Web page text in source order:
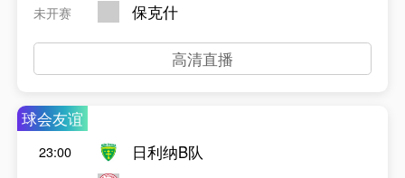
未开赛
保克什
高清直播
球会友谊
23:00
日利纳B队